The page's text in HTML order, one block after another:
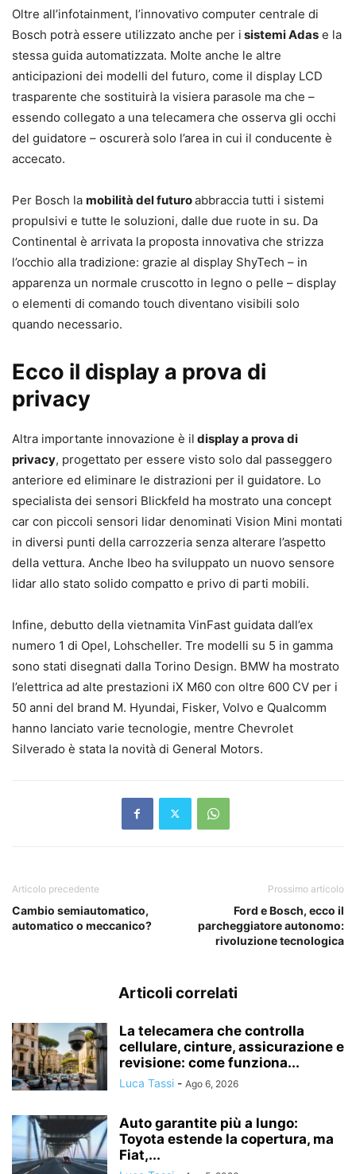
Oltre all’infotainment, l’innovativo computer centrale di
Bosch potrà essere utilizzato anche per i sistemi Adas e la
stessa guida automatizzata. Molte anche le altre
anticipazioni dei modelli del futuro, come il display LCD
trasparente che sostituirà la visiera parasole ma che –
essendo collegato a una telecamera che osserva gli occhi
del guidatore – oscurerà solo l’area in cui il conducente è
accecato.
Per Bosch la mobilità del futuroabbraccia tutti i sistemi
propulsivi e tutte le soluzioni, dalle due ruote in su. Da
Continental è arrivata la proposta innovativa che strizza
l’occhio alla tradizione: grazie al display ShyTech – in
apparenza un normale cruscotto in legno o pelle – display
o elementi di comando touch diventano visibili solo
quando necessario.
Ecco il display a prova di
privacy
Altra importante innovazione è il display a prova di
privacy, progettato per essere visto solo dal passeggero
anteriore ed eliminare le distrazioni per il guidatore. Lo
specialista dei sensori Blickfeld ha mostrato una concept
car con piccoli sensori lidar denominati Vision Mini montati
in diversi punti della carrozzeria senza alterare l’aspetto
della vettura. Anche Ibeo ha sviluppato un nuovo sensore
lidar allo stato solido compatto e privo di parti mobili.
Infine, debutto della vietnamita VinFast guidata dall’ex
numero 1 di Opel, Lohscheller. Tre modelli su 5 in gamma
sono stati disegnati dalla Torino Design. BMW ha mostrato
l’elettrica ad alte prestazioni iX M60 con oltre 600 CV per i
50 anni del brand M. Hyundai, Fisker, Volvo e Qualcomm
hanno lanciato varie tecnologie, mentre Chevrolet
Silverado è stata la novità di General Motors.
Articolo precedente
Cambio semiautomatico,
automatico o meccanico?
Prossimo articolo
Ford e Bosch, ecco il
parcheggiatore autonomo:
rivoluzione tecnologica
Articoli correlati
La telecamera che controlla
cellulare, cinture, assicurazione e
revisione: come funziona...
Luca Tassi - Ago 6, 2026
Auto garantite più a lungo:
Toyota estende la copertura, ma
Fiat,...